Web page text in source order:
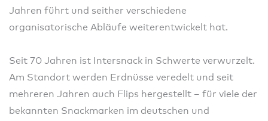
Jahren führt und seither verschiedene
organisatorische Abläufe weiterentwickelt hat.
Seit 70 Jahren ist Intersnack in Schwerte verwurzelt.
Am Standort werden Erdnüsse veredelt und seit
mehreren Jahren auch Flips hergestellt – für viele der
bekannten Snackmarken im deutschen und